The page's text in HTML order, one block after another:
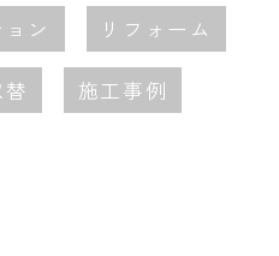
ン リフォーム
施工事例